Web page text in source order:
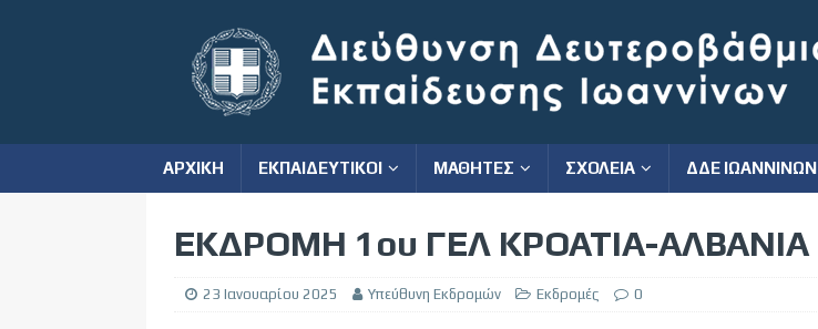
ΑΡΧΙΚΗ ΕΚΠΑΙΔΕΥΤΙΚΟΙ ΜΑΘΗΤΕΣ ΣΧΟΛΕΙΑ ΔΔΕ ΙΩΑΝΝΙΝΩΝ
ΕΚΔΡΟΜΗ 1ου ΓΕΛ ΚΡΟΑΤΙΑ-ΑΛΒΑΝΙΑ
23 Ιανουαρίου 2025 Υπεύθυνη Εκδρομών Εκδρομές 0